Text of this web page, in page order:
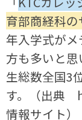
育部商経科
年入学式が
方も多いと
生総数全国3
す。（出典
情報サイト）